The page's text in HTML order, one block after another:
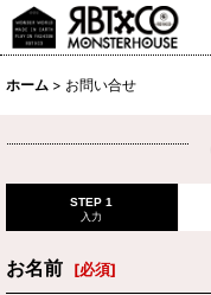
ホーム > お問い合せ
STEP 1
入力
お名前 [必須]